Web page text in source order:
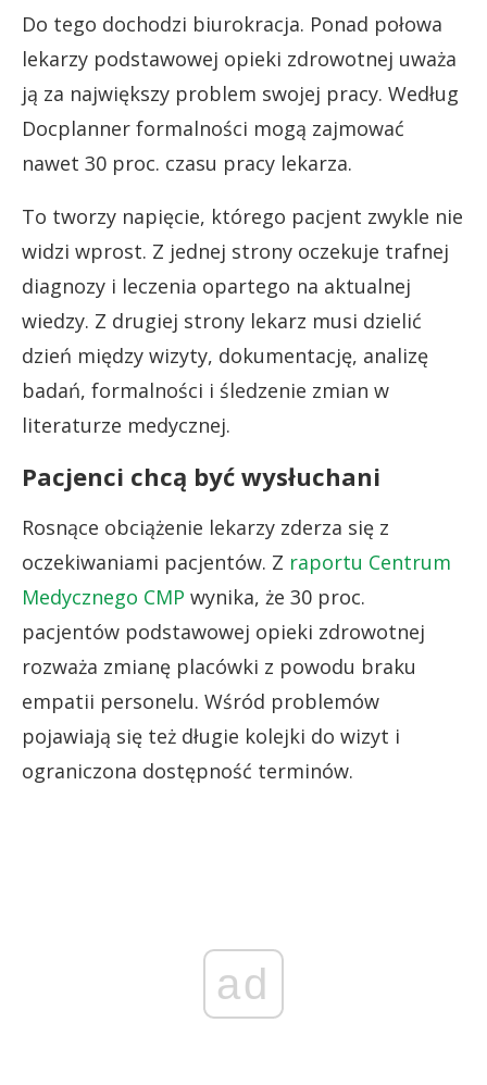
Do tego dochodzi biurokracja. Ponad połowa
lekarzy podstawowej opieki zdrowotnej uważa
ją za największy problem swojej pracy. Według
Docplanner formalności mogą zajmować
nawet 30 proc. czasu pracy lekarza.
To tworzy napięcie, którego pacjent zwykle nie
widzi wprost. Z jednej strony oczekuje trafnej
diagnozy i leczenia opartego na aktualnej
wiedzy. Z drugiej strony lekarz musi dzielić
dzień między wizyty, dokumentację, analizę
badań, formalności i śledzenie zmian w
literaturze medycznej.
Pacjenci chcą być wysłuchani
Rosnące obciążenie lekarzy zderza się z
oczekiwaniami pacjentów. Z raportu Centrum
Medycznego CMP wynika, że 30 proc.
pacjentów podstawowej opieki zdrowotnej
rozważa zmianę placówki z powodu braku
empatii personelu. Wśród problemów
pojawiają się też długie kolejki do wizyt i
ograniczona dostępność terminów.
ad